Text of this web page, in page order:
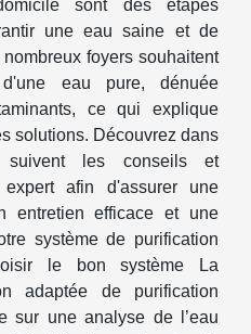
sont des étapes
une eau saine et de
foyers souhaitent
eau pure, dénuée
ce qui explique
solutions. Découvrez dans
suivent les conseils et
expert afin d'assurer une
entretien efficace et une
système de purification
le bon système La
adaptée de purification
sur une analyse de l’eau